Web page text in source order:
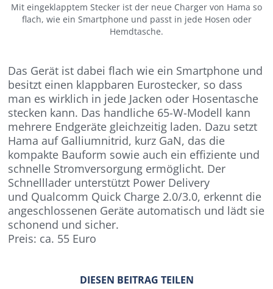
Mit eingeklapptem Stecker ist der neue Charger von Hama so
flach, wie ein Smartphone und passt in jede Hosen oder
Hemdtasche.
Das Gerät ist dabei flach wie ein Smartphone und
besitzt einen klappbaren Eurostecker, so dass
man es wirklich in jede Jacken oder Hosentasche
stecken kann. Das handliche 65-W-Modell kann
mehrere Endgeräte gleichzeitig laden. Dazu setzt
Hama auf Galliumnitrid, kurz GaN, das die
kompakte Bauform sowie auch ein effiziente und
schnelle Stromversorgung ermöglicht. Der
Schnelllader unterstützt Power Delivery
und Qualcomm Quick Charge 2.0/3.0, erkennt die
angeschlossenen Geräte automatisch und lädt sie
schonend und sicher.
Preis: ca. 55 Euro
DIESEN BEITRAG TEILEN